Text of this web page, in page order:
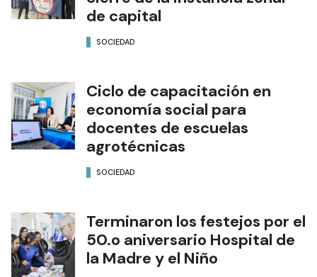
de capital
SOCIEDAD
Ciclo de capacitación en
economía social para
docentes de escuelas
agrotécnicas
SOCIEDAD
Terminaron los festejos por el
50.o aniversario Hospital de
la Madre y el Niño